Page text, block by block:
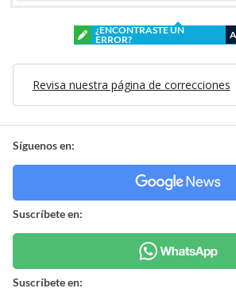
¿ENCONTRASTE UN
ERROR?
Revisa nuestra página de correcciones
Síguenos en:
Suscríbete en:
Suscríbete en: